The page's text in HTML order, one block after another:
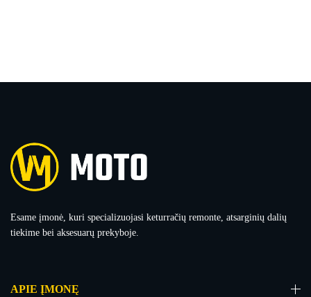
Esame įmonė, kuri specializuojasi keturračių remonte, atsarginių dalių
tiekime bei aksesuarų prekyboje.
APIE ĮMONĘ